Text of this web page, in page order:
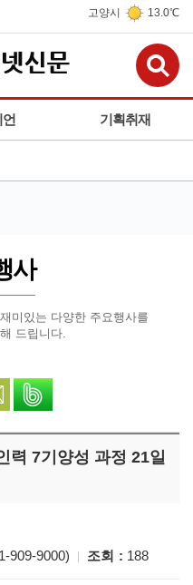
고양시 13.0℃
언 기획취재
사
미있는 다양한 주요행사를
드립니다.
로 공유
톡으로 공유
문자로 공유
력 7기양성 과정 21일
909-9000) 조회 188